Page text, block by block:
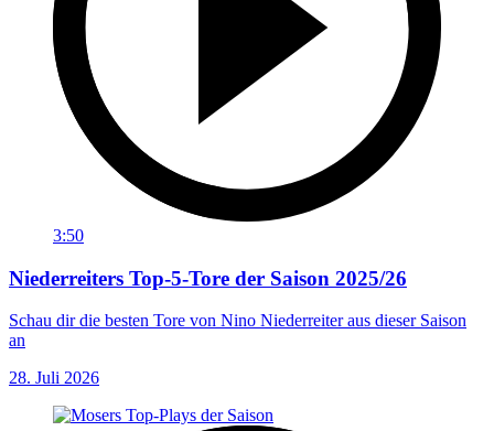
3:50
Niederreiters Top-5-Tore der Saison 2025/26
Schau dir die besten Tore von Nino Niederreiter aus dieser Saison
an
28. Juli 2026